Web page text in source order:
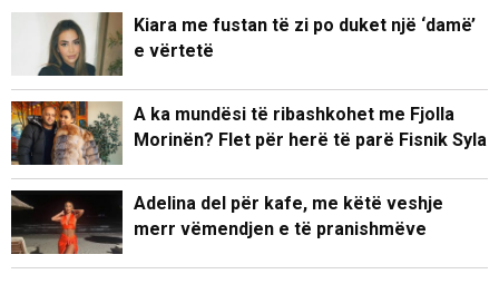
Kiara me fustan të zi po duket një ‘damë’
e vërtetë
A ka mundësi të ribashkohet me Fjolla
Morinën? Flet për herë të parë Fisnik Syla
Adelina del për kafe, me këtë veshje
merr vëmendjen e të pranishmëve